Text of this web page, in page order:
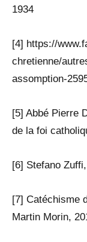
1934
[4] https://
chretienne/
assomption-
[5] Abbé Pierre
de la foi
[6] Stefano
[7] Catéchisme
Martin Morin,